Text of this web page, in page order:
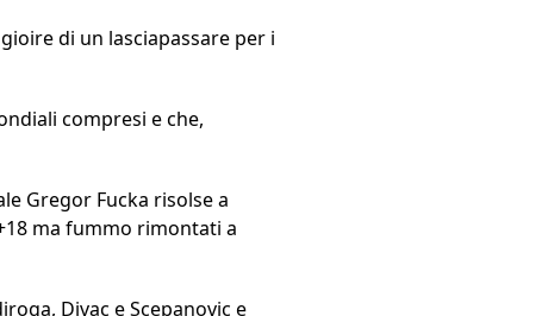
di un lasciapassare per i
compresi e che,
Gregor Fucka risolse a
ma fummo rimontati a
Divac e Scepanovic e